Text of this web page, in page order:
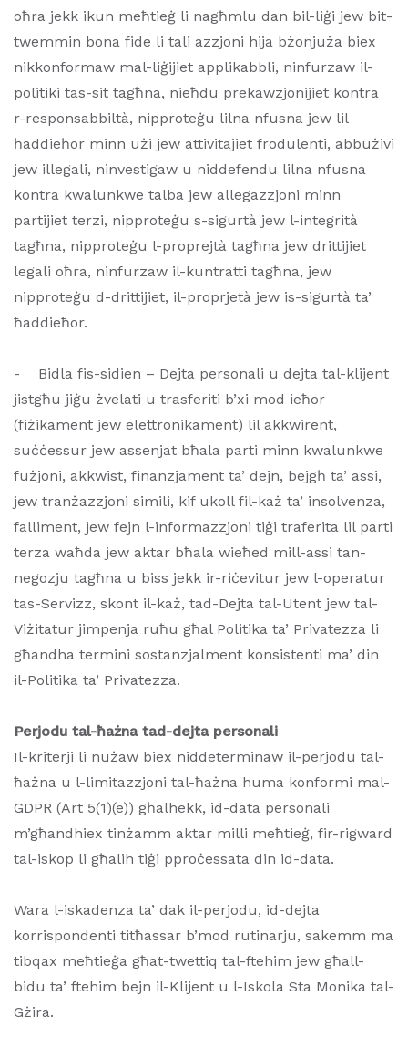
oħra jekk ikun meħtieġ li nagħmlu dan bil-liġi jew bit-
twemmin bona fide li tali azzjoni hija bżonjuża biex
nikkonformaw mal-liġijiet applikabbli, ninfurzaw il-
politiki tas-sit tagħna, nieħdu prekawzjonijiet kontra
r-responsabbiltà, nipproteġu lilna nfusna jew lil
ħaddieħor minn użi jew attivitajiet frodulenti, abbużivi
jew illegali, ninvestigaw u niddefendu lilna nfusna
kontra kwalunkwe talba jew allegazzjoni minn
partijiet terzi, nipproteġu s-sigurtà jew l-integrità
tagħna, nipproteġu l-proprejtà tagħna jew drittijiet
legali oħra, ninfurzaw il-kuntratti tagħna, jew
nipproteġu d-drittijiet, il-proprjetà jew is-sigurtà ta’
ħaddieħor.
- Bidla fis-sidien – Dejta personali u dejta tal-klijent
jistgħu jiġu żvelati u trasferiti b’xi mod ieħor
(fiżikament jew elettronikament) lil akkwirent,
suċċessur jew assenjat bħala parti minn kwalunkwe
fużjoni, akkwist, finanzjament ta’ dejn, bejgħ ta’ assi,
jew tranżazzjoni simili, kif ukoll fil-każ ta’ insolvenza,
falliment, jew fejn l-informazzjoni tiġi traferita lil parti
terza waħda jew aktar bħala wieħed mill-assi tan-
negozju tagħna u biss jekk ir-riċevitur jew l-operatur
tas-Servizz, skont il-każ, tad-Dejta tal-Utent jew tal-
Viżitatur jimpenja ruħu għal Politika ta’ Privatezza li
għandha termini sostanzjalment konsistenti ma’ din
il-Politika ta’ Privatezza.
Perjodu tal-ħażna tad-dejta personali
Il-kriterji li nużaw biex niddeterminaw il-perjodu tal-
ħażna u l-limitazzjoni tal-ħażna huma konformi mal-
GDPR (Art 5(1)(e)) għalhekk, id-data personali
m’għandhiex tinżamm aktar milli meħtieġ, fir-rigward
tal-iskop li għalih tiġi pproċessata din id-data.
Wara l-iskadenza ta’ dak il-perjodu, id-dejta
korrispondenti titħassar b’mod rutinarju, sakemm ma
tibqax meħtieġa għat-twettiq tal-ftehim jew għall-
bidu ta’ ftehim bejn il-Klijent u l-Iskola Sta Monika tal-
Gżira.